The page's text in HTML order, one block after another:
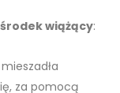
środek wiążący:
za pomocą